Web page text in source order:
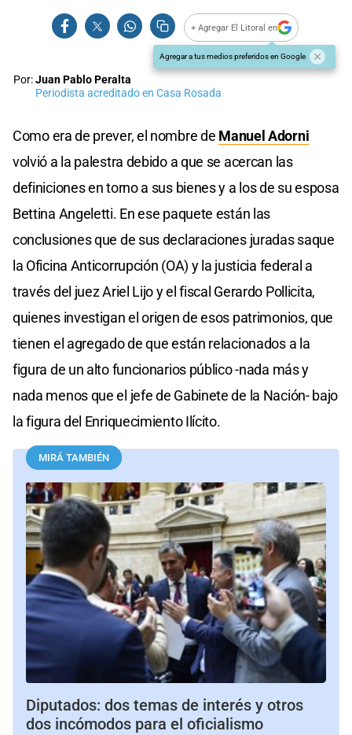
+ Agregar El Litoral en
Agregar a tus medios preferidos en Google
Por:Juan Pablo Peralta
Periodista acreditado en Casa Rosada
Como era de prever, el nombre de Manuel Adorni
volvió a la palestra debido a que se acercan las
definiciones en torno a sus bienes y a los de su esposa
Bettina Angeletti. En ese paquete están las
conclusiones que de sus declaraciones juradas saque
la Oficina Anticorrupción (OA) y la justicia federal a
través del juez Ariel Lijo y el fiscal Gerardo Pollicita,
quienes investigan el origen de esos patrimonios, que
tienen el agregado de que están relacionados a la
figura de un alto funcionarios público -nada más y
nada menos que el jefe de Gabinete de la Nación- bajo
la figura del Enriquecimiento Ilícito.
MIRÁ TAMBIÉN
Diputados: dos temas de interés y otros
dos incómodos para el oficialismo